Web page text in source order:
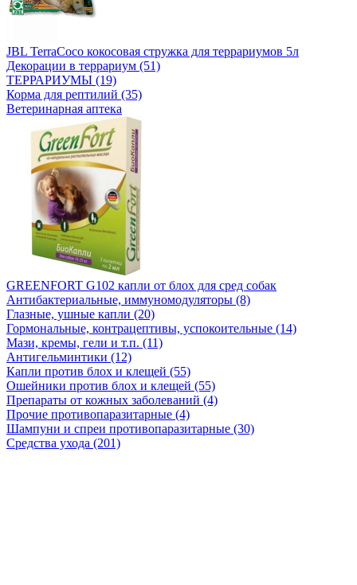
JBL TerraCoco кокосовая стружка для террариумов 5л
Декорации в террариум (51)
ТЕРРАРИУМЫ (19)
Корма для рептилий (35)
Ветеринарная аптека
GREENFORT G102 капли от блох для сред собак
Антибактериальные, иммуномодуляторы (8)
Глазные, ушные капли (20)
Гормональные, контрацептивы, успокоительные (14)
Мази, кремы, гели и т.п. (11)
Антигельминтики (12)
Капли против блох и клещей (55)
Ошейники против блох и клещей (55)
Препараты от кожных заболеваний (4)
Прочие противопаразитарные (4)
Шампуни и спреи противопаразитарные (30)
Средства ухода (201)